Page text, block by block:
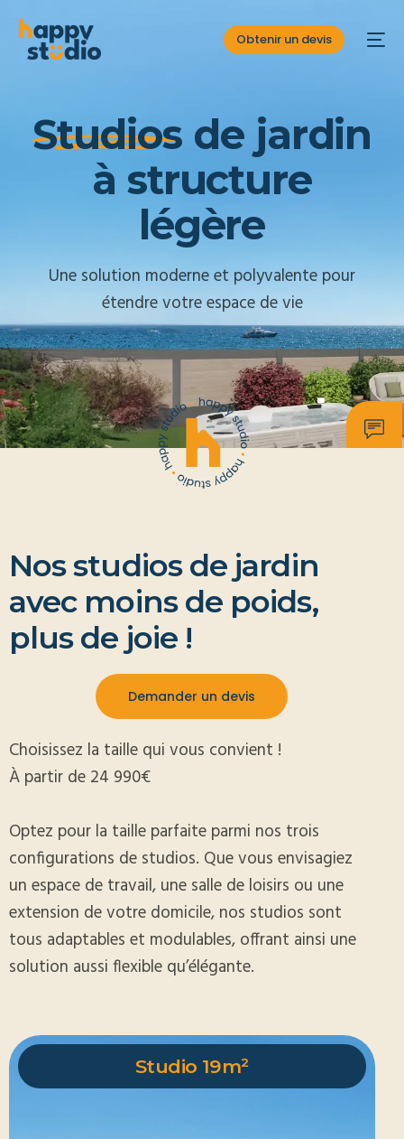
Obtenir un devis
Studios de jardin
à structure
légère
Une solution moderne et polyvalente pour
étendre votre espace de vie
Nos studios de jardin
avec moins de poids,
plus de joie !
Demander un devis
Choisissez la taille qui vous convient !
À partir de 24 990€
Optez pour la taille parfaite parmi nos trois
configurations de studios. Que vous envisagiez
un espace de travail, une salle de loisirs ou une
extension de votre domicile, nos studios sont
tous adaptables et modulables, offrant ainsi une
solution aussi flexible qu’élégante.
Studio 19m²